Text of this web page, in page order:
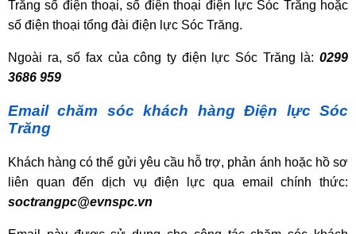
Trăng số điện thoại, số điện thoại điện lực Sóc Trăng hoặc
số điện thoại tổng đài điện lực Sóc Trăng.
Ngoài ra, số fax của công ty điện lực Sóc Trăng là: 0299
3686 959
Email chăm sóc khách hàng Điện lực Sóc
Trăng
Khách hàng có thể gửi yêu cầu hỗ trợ, phản ánh hoặc hồ sơ
liên quan đến dịch vụ điện lực qua email chính thức:
soctrangpc@evnspc.vn